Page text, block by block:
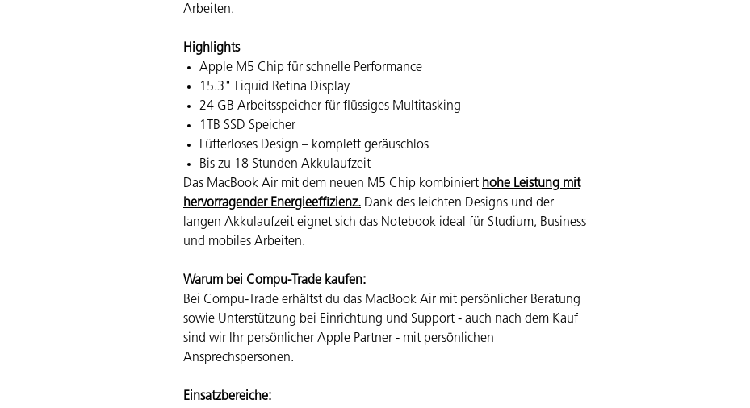
Arbeiten.
Highlights
Apple M5 Chip für schnelle Performance
15.3" Liquid Retina Display
24 GB Arbeitsspeicher für flüssiges Multitasking
1TB SSD Speicher
Lüfterloses Design – komplett geräuschlos
Bis zu 18 Stunden Akkulaufzeit
Das MacBook Air mit dem neuen M5 Chip kombiniert hohe Leistung mit
hervorragender Energieeffizienz. Dank des leichten Designs und der
langen Akkulaufzeit eignet sich das Notebook ideal für Studium, Business
und mobiles Arbeiten.
Warum bei Compu-Trade kaufen:
Bei Compu-Trade erhältst du das MacBook Air mit persönlicher Beratung
sowie Unterstützung bei Einrichtung und Support - auch nach dem Kauf
sind wir Ihr persönlicher Apple Partner - mit persönlichen
Ansprechspersonen.
Einsatzbereiche: